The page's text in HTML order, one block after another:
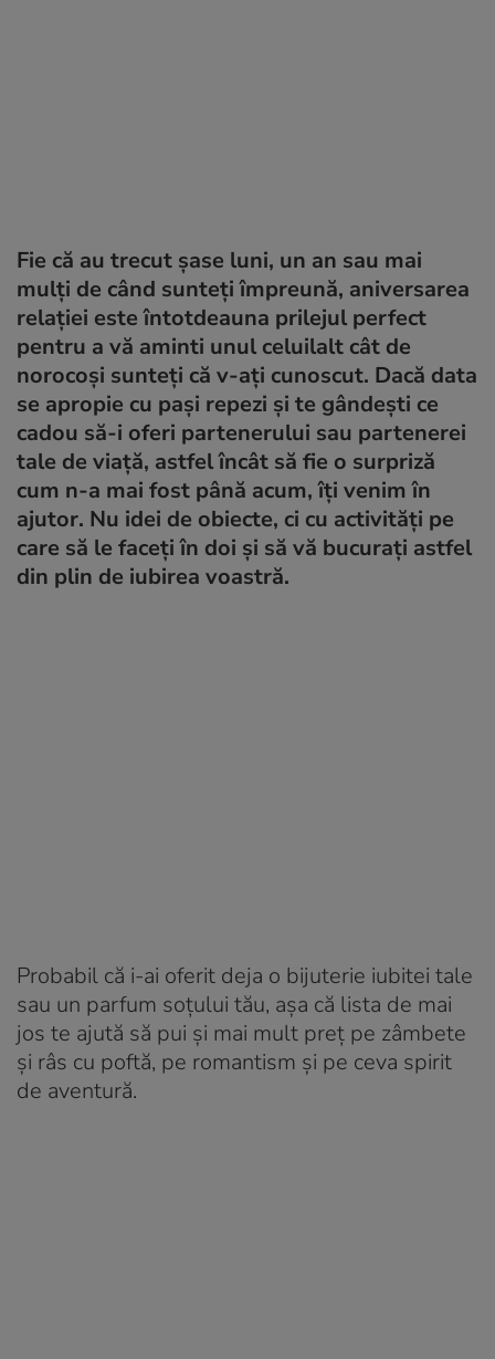
Fie că au trecut șase luni, un an sau mai
mulți de când sunteți împreună, aniversarea
relației este întotdeauna prilejul perfect
pentru a vă aminti unul celuilalt cât de
norocoși sunteți că v-ați cunoscut. Dacă data
se apropie cu pași repezi și te gândești ce
cadou să-i oferi partenerului sau partenerei
tale de viață, astfel încât să fie o surpriză
cum n-a mai fost până acum, îți venim în
ajutor. Nu idei de obiecte, ci cu activități pe
care să le faceți în doi și să vă bucurați astfel
din plin de iubirea voastră.
Probabil că i-ai oferit deja o bijuterie iubitei tale
sau un parfum soțului tău, așa că lista de mai
jos te ajută să pui și mai mult preț pe zâmbete
și râs cu poftă, pe romantism și pe ceva spirit
de aventură.